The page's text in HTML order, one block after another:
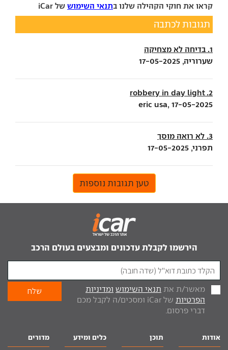
קראו את חוקי הקהילה שלנו בתנאי השימוש של iCar
תגובות לכתבה
1. בדיחה לא מצחיקה
שערוריה, 17-05-2025
2. robbery in day light
eric usa, 17-05-2025
3. לא רואה מוסך
תפרני, 17-05-2025
טען תגובות נוספות
הירשמו לקבלת עדכונים ומבצעים בעולם הרכב
מאשר/ת את תנאי השימוש ומדיניות
הפרטיות
של iCar ומסכים/ה לקבל מכם
דברי פרסום.
אודות תוכן כלים ומידע מדורים